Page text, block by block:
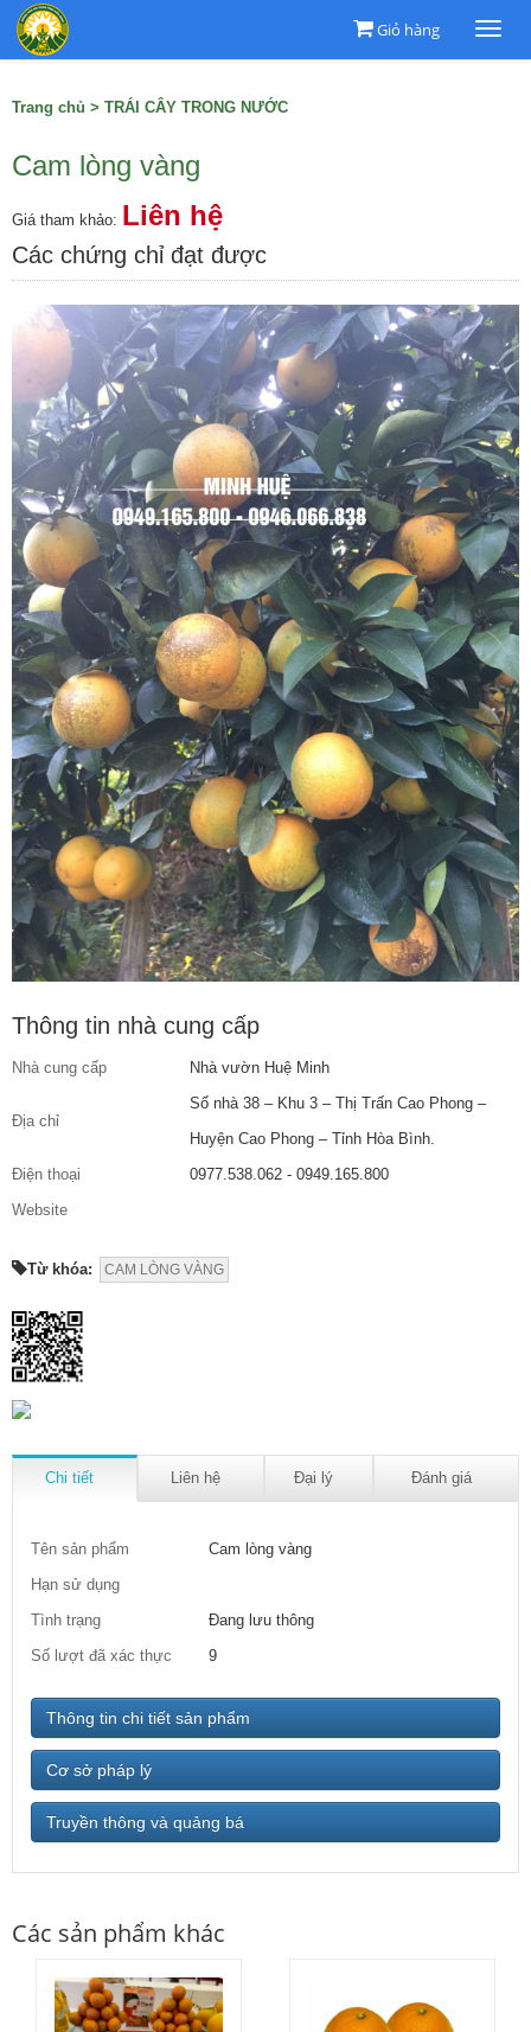
Giỏ hàng
Trang chủ > TRÁI CÂY TRONG NƯỚC
Cam lòng vàng
Giá tham khảo: Liên hệ
Các chứng chỉ đạt được
Thông tin nhà cung cấp
Nhà cung cấp Nhà vườn Huệ Minh
Địa chỉ
Số nhà 38 – Khu 3 – Thị Trấn Cao Phong –
Huyện Cao Phong – Tỉnh Hòa Bình.
Điện thoại
0977.538.062 - 0949.165.800
Website
Từ khóa: CAM LÒNG VÀNG
Chi tiết Liên hệ Đại lý Đánh giá
Tên sản phẩm
Cam lòng vàng
Hạn sử dụng
Tình trạng
Đang lưu thông
Số lượt đã xác thực
9
Thông tin chi tiết sản phẩm
Cơ sở pháp lý
Truyền thông và quảng bá
Các sản phẩm khác